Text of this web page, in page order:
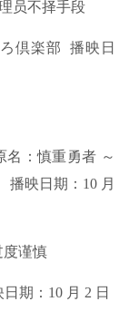
倶楽部 播映日
：慎重勇者 ～
播映日期：10 月
期：10 月 2 日